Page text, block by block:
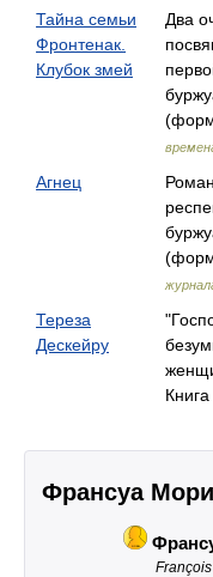
Тайна семьи
Фронтенак.
Клубок змей
Два
Агнец
Тереза
Дескейру
Франсуа